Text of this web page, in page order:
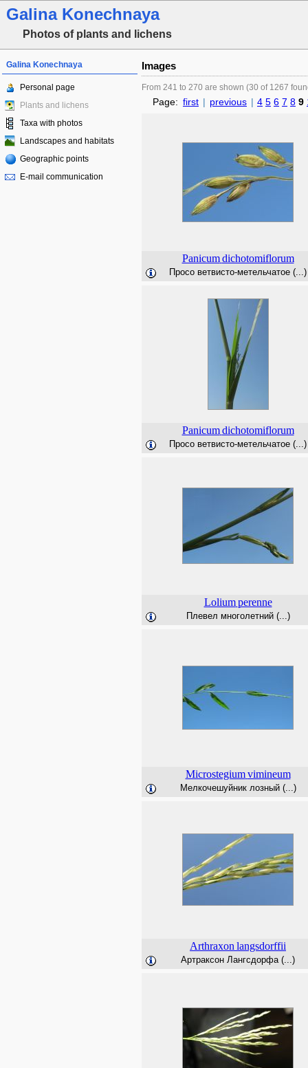
Galina Konechnaya
Photos of plants and lichens
Galina Konechnaya
Personal page
Plants and lichens
Taxa with photos
Landscapes and habitats
Geographic points
E-mail communication
Images
From 241 to 270 are shown (30 of 1267
Page: first | previous | 4 5 6 7 8 9
Panicum dichotomiflorum
Просо ветвисто-метельчатое (...)
Panicum dichotomiflorum
Просо ветвисто-метельчатое (...)
Lolium perenne
Плевел многолетний (...)
Microstegium vimineum
Мелкочешуйник лозный (...)
Arthraxon langsdorffii
Артраксон Лангсдорфа (...)